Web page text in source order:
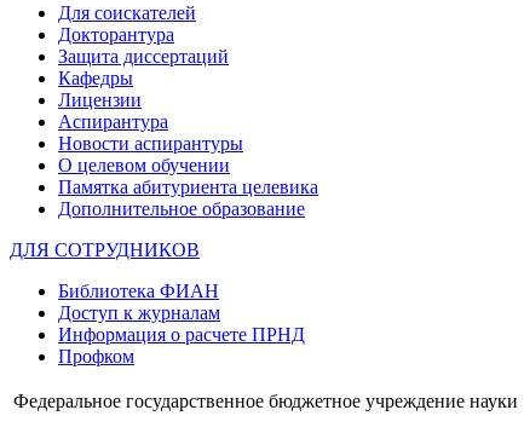
Для соискателей
Докторантура
Защита диссертаций
Кафедры
Лицензии
Аспирантура
Новости аспирантуры
О целевом обучении
Памятка абитуриента целевика
Дополнительное образование
ДЛЯ СОТРУДНИКОВ
Библиотека ФИАН
Доступ к журналам
Информация о расчете ПРНД
Профком
Федеральное государственное бюджетное учреждение науки